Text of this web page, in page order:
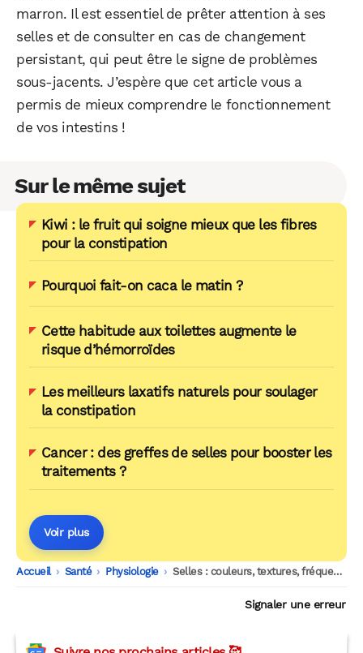
marron. Il est essentiel de prêter attention à ses
selles et de consulter en cas de changement
persistant, qui peut être le signe de problèmes
sous-jacents. J’espère que cet article vous a
permis de mieux comprendre le fonctionnement
de vos intestins !
Sur le même sujet
Kiwi : le fruit qui soigne mieux que les fibres
pour la constipation
Pourquoi fait-on caca le matin ?
Cette habitude aux toilettes augmente le
risque d’hémorroïdes
Les meilleurs laxatifs naturels pour soulager
la constipation
Cancer : des greffes de selles pour booster les
traitements ?
Voir plus
Accueil -
Santé -
Physiologie -
Selles : couleurs, textures, fréquences, ce que cela dit de votre santé
Signaler une erreur